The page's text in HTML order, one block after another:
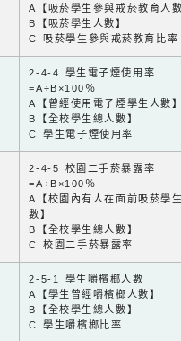
A【吸菸學生參與戒菸教育人
B【吸菸學生人數】
C 吸菸學生參與戒菸教育比率
2-4-4 學生電子煙使用率
=A÷B×100％
A【曾經使用電子煙學生人數
B【全校學生總人數】
C 學生電子煙使用率
2-4-5 校園二手菸暴露率
=A÷B×100％
A【校園內有人在面前吸菸學
數】
B【全校學生總人數】
C 校園二手菸暴露率
2-5-1 學生嚼檳榔人數
A【學生曾經嚼檳榔人數】
B【全校學生總人數】
C 學生嚼檳榔比率